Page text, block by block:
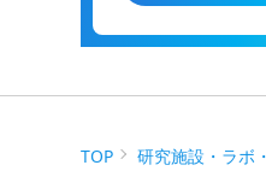
TOP 研究施設・ラボ